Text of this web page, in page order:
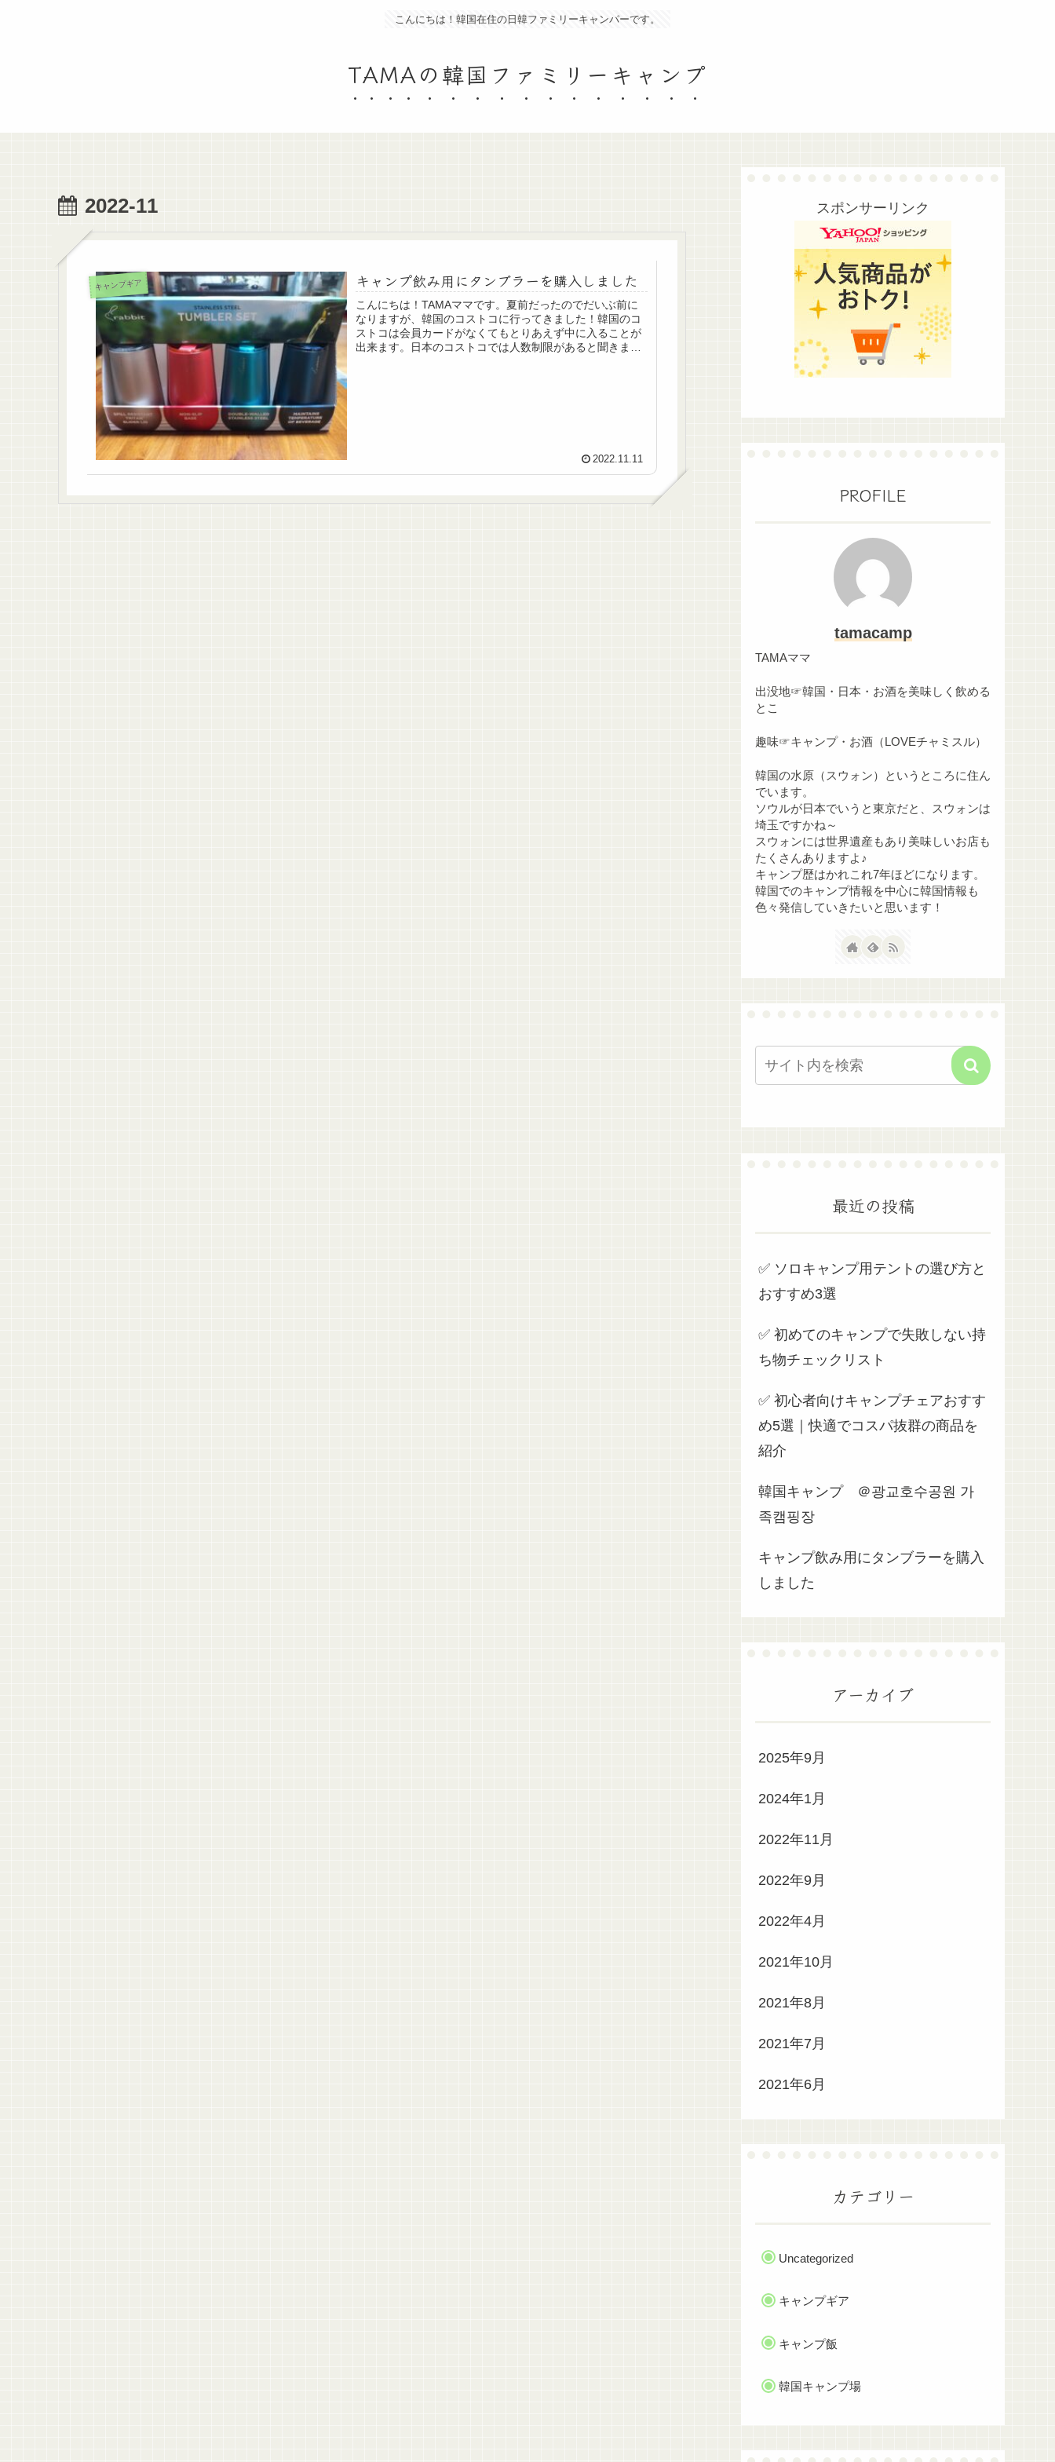
こんにちは！韓国在住の日韓ファミリーキャンパーです。
TAMAの韓国ファミリーキャンプ
2022-11
キャンプギア キャンプ飲み用にタンブラーを購入しました
こんにちは！TAMAママです。夏前だったのでだいぶ前に
なりますが、韓国のコストコに行ってきました！韓国のコ
ストコは会員カードがなくてもとりあえず中に入ることが
出来ます。日本のコストコでは人数制限があると聞きまし
2022.11.11
スポンサーリンク
PROFILE
tamacamp
TAMAママ
出没地☞韓国・日本・お酒を美味しく飲める
とこ
趣味☞キャンプ・お酒（LOVEチャミスル）
韓国の水原（スウォン）というところに住ん
でいます。
ソウルが日本でいうと東京だと、スウォンは
埼玉ですかね～
スウォンには世界遺産もあり美味しいお店も
たくさんありますよ♪
キャンプ歴はかれこれ7年ほどになります。
韓国でのキャンプ情報を中心に韓国情報も
色々発信していきたいと思います！
最近の投稿
✅ ソロキャンプ用テントの選び方と
おすすめ3選
✅ 初めてのキャンプで失敗しない持
ち物チェックリスト
✅ 初心者向けキャンプチェアおすす
め5選｜快適でコスパ抜群の商品を
紹介
韓国キャンプ ＠광교호수공원 가
족캠핑장
キャンプ飲み用にタンブラーを購入
しました
アーカイブ
2025年9月
2024年1月
2022年11月
2022年9月
2022年4月
2021年10月
2021年8月
2021年7月
2021年6月
カテゴリー
Uncategorized
キャンプギア
キャンプ飯
韓国キャンプ場